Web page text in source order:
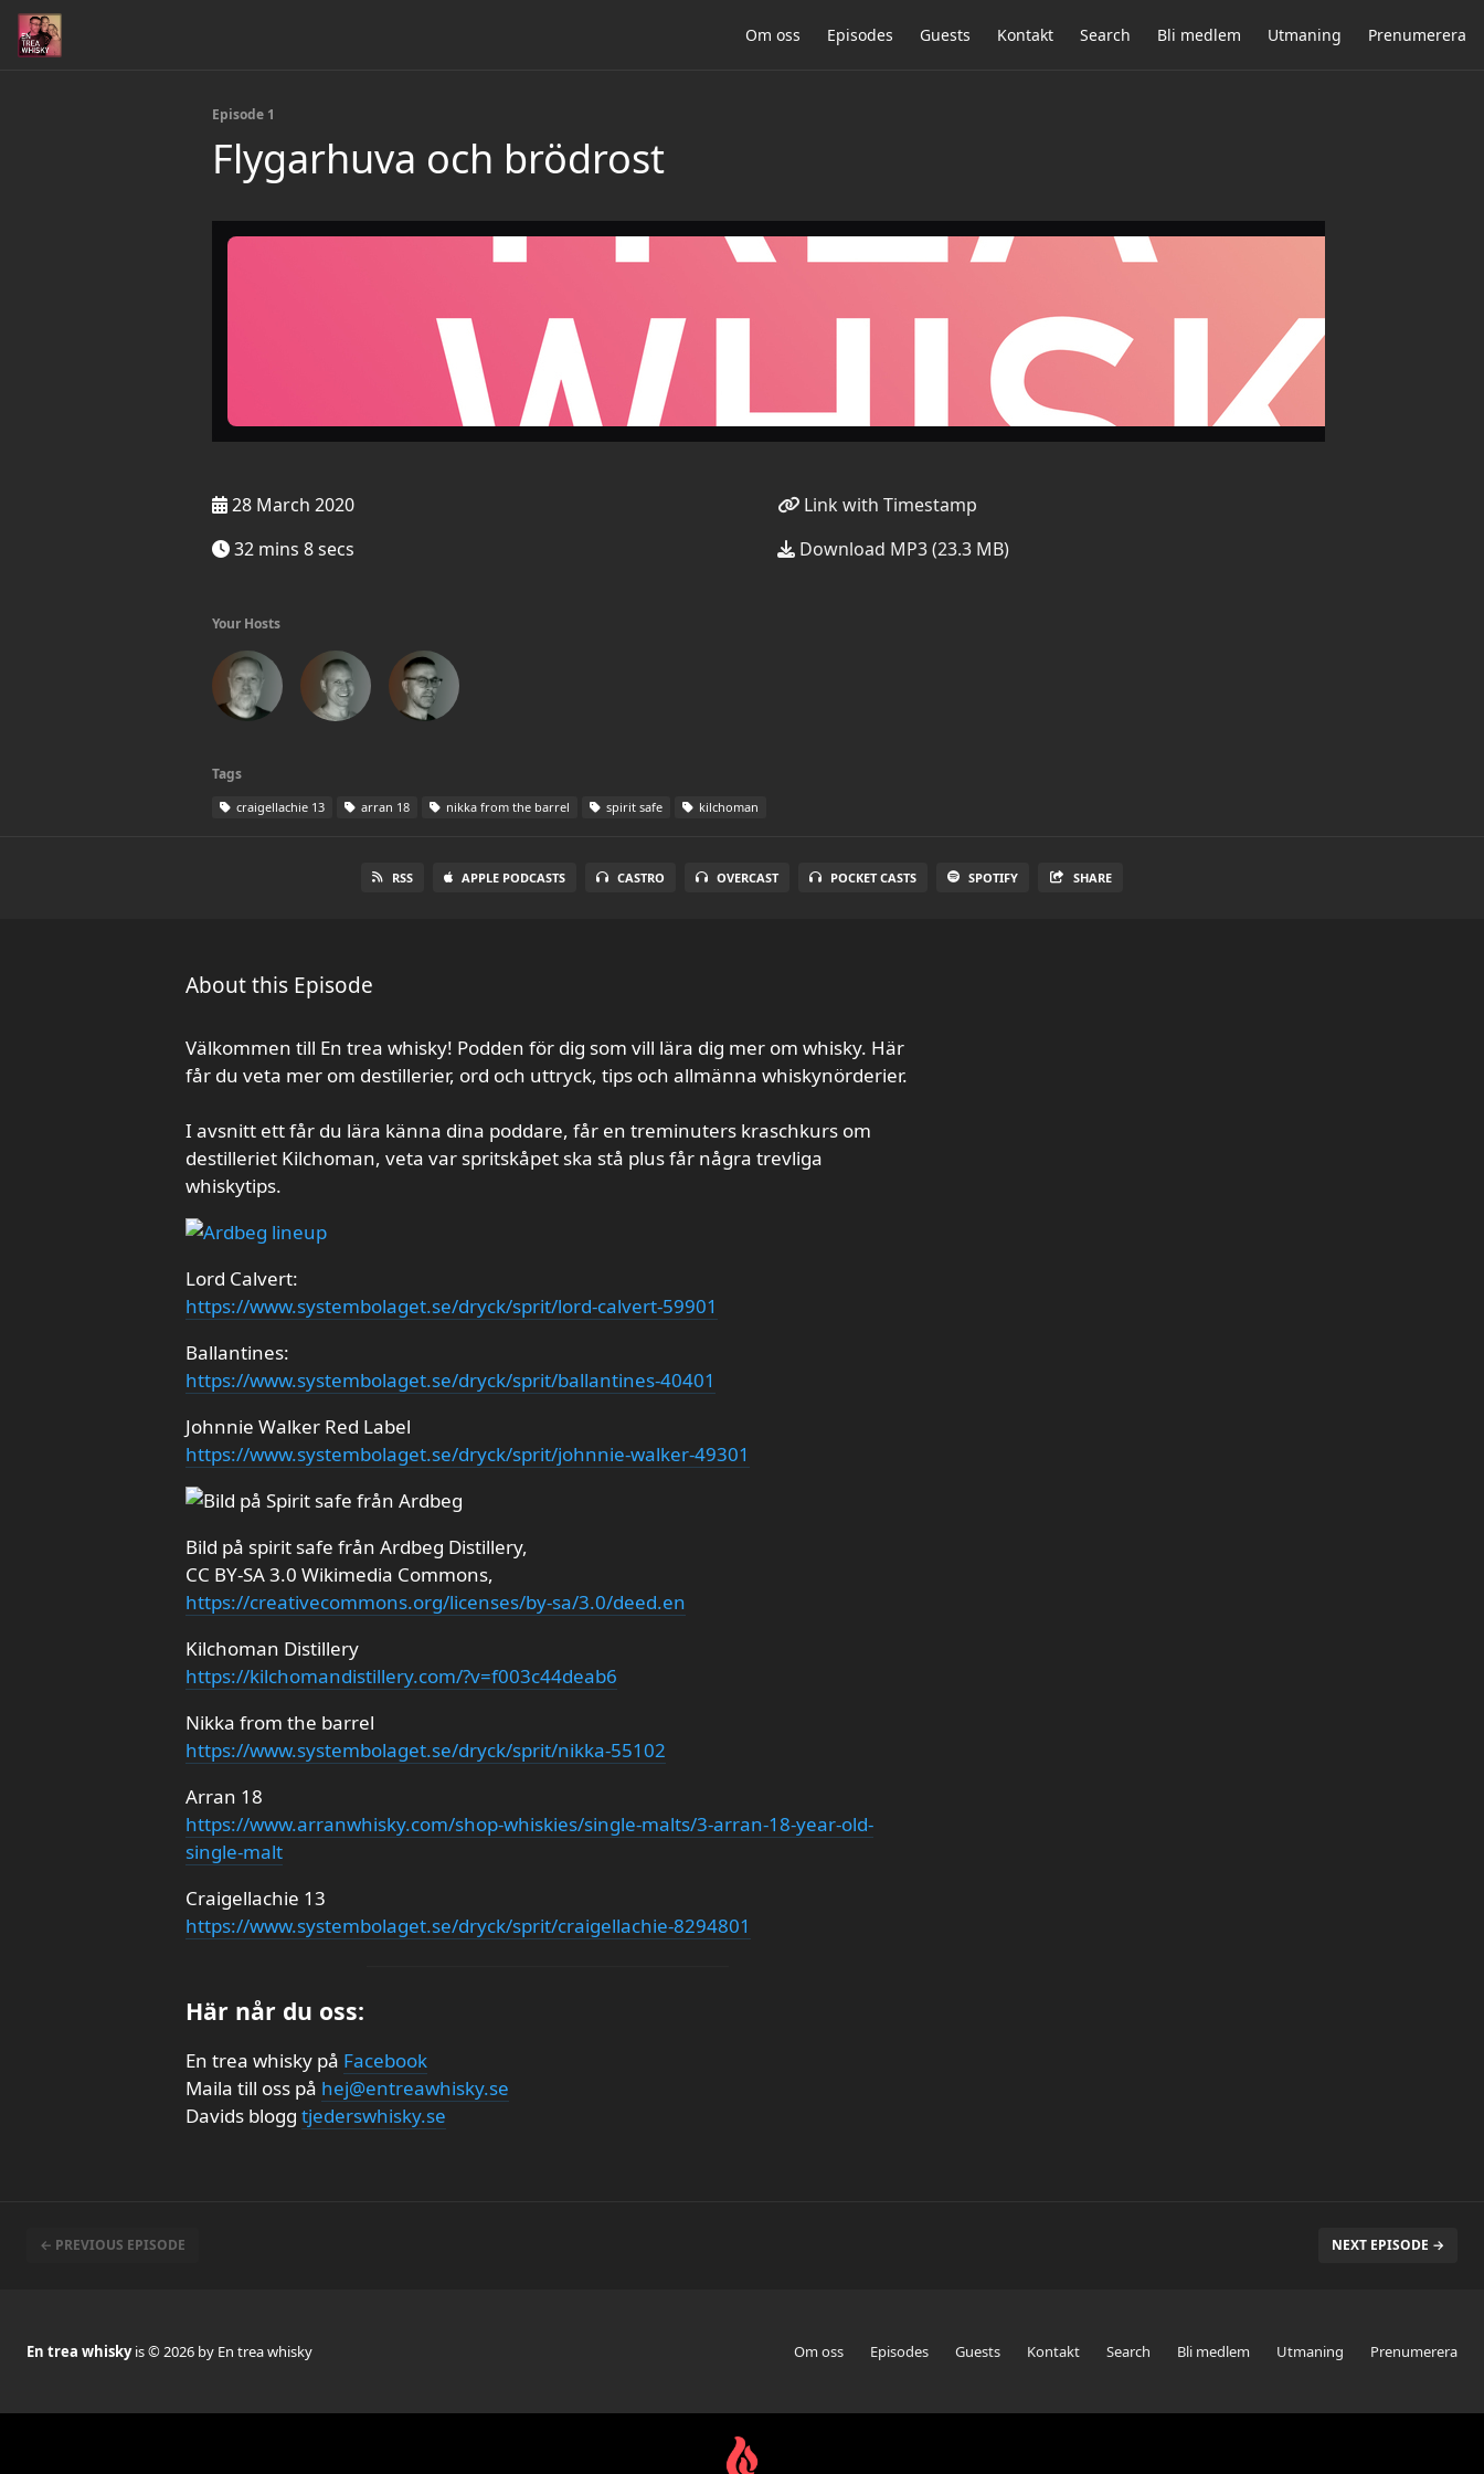
Om oss Episodes Guests Kontakt Search Bli medlem Utmaning Prenumerera
Episode 1
Flygarhuva och brödrost
28 March 2020
32 mins 8 secs
Link with Timestamp
Download MP3 (23.3 MB)
Your Hosts
Tags
craigellachie 13 arran 18 nikka from the barrel spirit safe kilchoman
RSS APPLE PODCASTS CASTRO OVERCAST POCKET CASTS SPOTIFY SHARE
About this Episode
Välkommen till En trea whisky! Podden för dig som vill lära dig mer om whisky. Här
får du veta mer om destillerier, ord och uttryck, tips och allmänna whiskynörderier.
I avsnitt ett får du lära känna dina poddare, får en treminuters kraschkurs om
destilleriet Kilchoman, veta var spritskåpet ska stå plus får några trevliga
whiskytips.
Lord Calvert:
https://www.systembolaget.se/dryck/sprit/lord-calvert-59901
Ballantines:
https://www.systembolaget.se/dryck/sprit/ballantines-40401
Johnnie Walker Red Label
https://www.systembolaget.se/dryck/sprit/johnnie-walker-49301
Bild på spirit safe från Ardbeg Distillery,
CC BY-SA 3.0 Wikimedia Commons,
https://creativecommons.org/licenses/by-sa/3.0/deed.en
Kilchoman Distillery
https://kilchomandistillery.com/?v=f003c44deab6
Nikka from the barrel
https://www.systembolaget.se/dryck/sprit/nikka-55102
Arran 18
https://www.arranwhisky.com/shop-whiskies/single-malts/3-arran-18-year-old-
single-malt
Craigellachie 13
https://www.systembolaget.se/dryck/sprit/craigellachie-8294801
Här når du oss:
En trea whisky på Facebook
Maila till oss på hej@entreawhisky.se
Davids blogg tjederswhisky.se
← PREVIOUS EPISODE NEXT EPISODE →
En trea whiskyis © 2026 by En trea whisky Om oss Episodes Guests Kontakt Search Bli medlem Utmaning Prenumerera